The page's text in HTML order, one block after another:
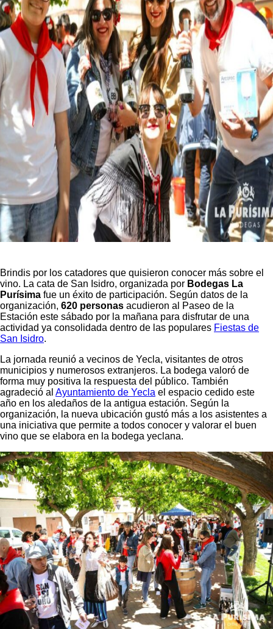
Brindis por los catadores que quisieron conocer más sobre el
vino. La cata de San Isidro, organizada por Bodegas La
Purísima fue un éxito de participación. Según datos de la
organización, 620 personas acudieron al Paseo de la
Estación este sábado por la mañana para disfrutar de una
actividad ya consolidada dentro de las populares Fiestas de
San Isidro.
La jornada reunió a vecinos de Yecla, visitantes de otros
municipios y numerosos extranjeros. La bodega valoró de
forma muy positiva la respuesta del público. También
agradeció al Ayuntamiento de Yecla el espacio cedido este
año en los aledaños de la antigua estación. Según la
organización, la nueva ubicación gustó más a los asistentes a
una iniciativa que permite a todos conocer y valorar el buen
vino que se elabora en la bodega yeclana.